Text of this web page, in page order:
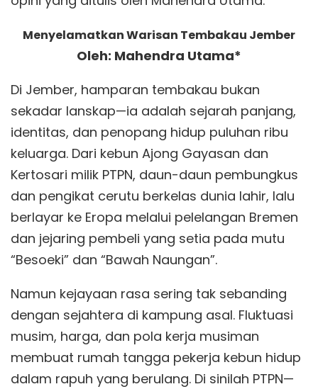
Menyelamatkan Warisan Tembakau Jember
Oleh: Mahendra Utama*
Di Jember, hamparan tembakau bukan
sekadar lanskap—ia adalah sejarah panjang,
identitas, dan penopang hidup puluhan ribu
keluarga. Dari kebun Ajong Gayasan dan
Kertosari milik PTPN, daun-daun pembungkus
dan pengikat cerutu berkelas dunia lahir, lalu
berlayar ke Eropa melalui pelelangan Bremen
dan jejaring pembeli yang setia pada mutu
“Besoeki” dan “Bawah Naungan”.
Namun kejayaan rasa sering tak sebanding
dengan sejahtera di kampung asal. Fluktuasi
musim, harga, dan pola kerja musiman
membuat rumah tangga pekerja kebun hidup
dalam rapuh yang berulang. Di sinilah PTPN—